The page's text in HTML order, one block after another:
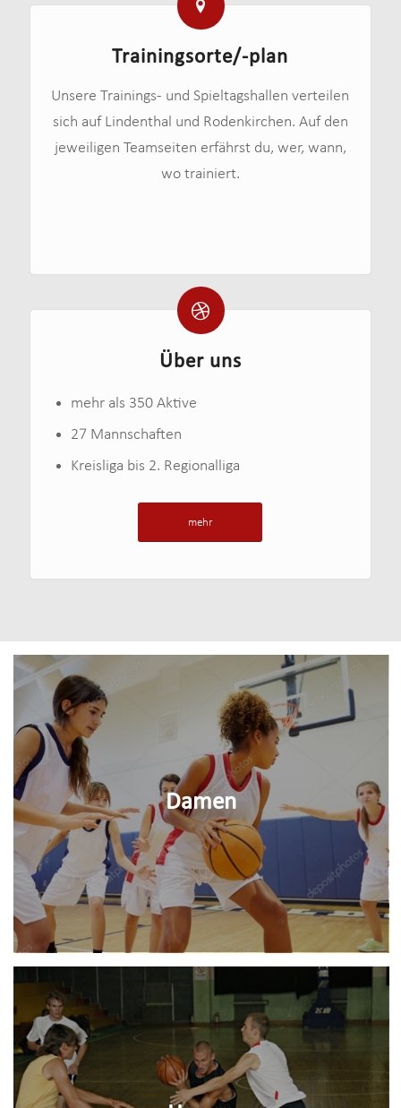
Trainingsorte/-plan
Unsere Trainings- und Spieltagshallen verteilen
sich auf Lindenthal und Rodenkirchen. Auf den
jeweiligen Teamseiten erfährst du, wer, wann,
wo trainiert.
Über uns
mehr als 350 Aktive
27 Mannschaften
Kreisliga bis 2. Regionalliga
mehr
Damen